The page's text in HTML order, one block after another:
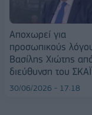
Αποχωρεί για
προσωπικούς
Βασίλης Χιώτης
διεύθυνση του
30/06/2026 - 17:18